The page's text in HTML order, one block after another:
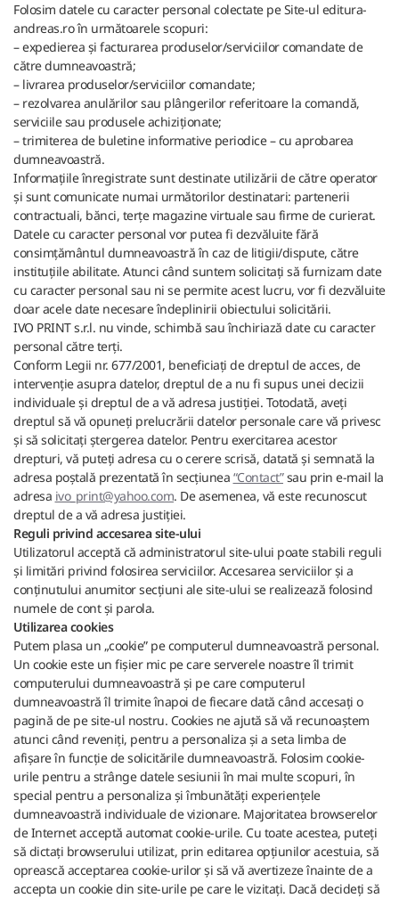
Folosim datele cu caracter personal colectate pe Site-ul editura-
andreas.ro în următoarele scopuri:
– expedierea și facturarea produselor/serviciilor comandate de
către dumneavoastră;
– livrarea produselor/serviciilor comandate;
– rezolvarea anulărilor sau plângerilor referitoare la comandă,
serviciile sau produsele achiziționate;
– trimiterea de buletine informative periodice – cu aprobarea
dumneavoastră.
Informațiile înregistrate sunt destinate utilizării de către operator
și sunt comunicate numai următorilor destinatari: partenerii
contractuali, bănci, terțe magazine virtuale sau firme de curierat.
Datele cu caracter personal vor putea fi dezvăluite fără
consimțământul dumneavoastră în caz de litigii/dispute, către
instituțiile abilitate. Atunci când suntem solicitați să furnizam date
cu caracter personal sau ni se permite acest lucru, vor fi dezvăluite
doar acele date necesare îndeplinirii obiectului solicitării.
IVO PRINT s.r.l. nu vinde, schimbă sau închiriază date cu caracter
personal către terți.
Conform Legii nr. 677/2001, beneficiați de dreptul de acces, de
intervenție asupra datelor, dreptul de a nu fi supus unei decizii
individuale și dreptul de a vă adresa justiției. Totodată, aveți
dreptul să vă opuneți prelucrării datelor personale care vă privesc
și să solicitați ștergerea datelor. Pentru exercitarea acestor
drepturi, vă puteți adresa cu o cerere scrisă, datată și semnată la
adresa poștală prezentată în secțiunea “Contact”sau prin e-mail la
adresa ivo_print@yahoo.com. De asemenea, vă este recunoscut
dreptul de a vă adresa justiției.
Reguli privind accesarea site-ului
Utilizatorul acceptă că administratorul site-ului poate stabili reguli
și limitări privind folosirea serviciilor. Accesarea serviciilor și a
conținutului anumitor secțiuni ale site-ului se realizează folosind
numele de cont și parola.
Utilizarea cookies
Putem plasa un „cookie” pe computerul dumneavoastră personal.
Un cookie este un fișier mic pe care serverele noastre îl trimit
computerului dumneavoastră și pe care computerul
dumneavoastră îl trimite înapoi de fiecare dată când accesați o
pagină de pe site-ul nostru. Cookies ne ajută să vă recunoaștem
atunci când reveniți, pentru a personaliza și a seta limba de
afișare în funcție de solicitările dumneavoastră. Folosim cookie-
urile pentru a strânge datele sesiunii în mai multe scopuri, în
special pentru a personaliza și îmbunătăți experiențele
dumneavoastră individuale de vizionare. Majoritatea browserelor
de Internet acceptă automat cookie-urile. Cu toate acestea, puteți
să dictați browserului utilizat, prin editarea opțiunilor acestuia, să
oprească acceptarea cookie-urilor și să vă avertizeze înainte de a
accepta un cookie din site-urile pe care le vizitați. Dacă decideți să